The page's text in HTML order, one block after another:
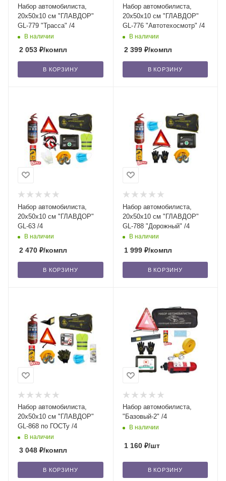
Набор автомобилиста,
20х50х10 см "ГЛАВДОР"
GL-779 "Трасса" /4
В наличии
2 053 ₽/компл
В КОРЗИНУ
Набор автомобилиста,
20х50х10 см "ГЛАВДОР"
GL-776 "Автотехосмотр" /4
В наличии
2 399₽/компл
В КОРЗИНУ
Набор автомобилиста,
20х50х10 см "ГЛАВДОР"
GL-63 /4
В наличии
2 470 ₽/компл
В КОРЗИНУ
Набор автомобилиста,
20х50х10 см "ГЛАВДОР"
GL-788 "Дорожный" /4
В наличии
1 999₽/компл
В КОРЗИНУ
Набор автомобилиста,
20х50х10 см "ГЛАВДОР"
GL-868 по ГОСТу /4
В наличии
3 048 ₽/компл
В КОРЗИНУ
Набор автомобилиста,
"Базовый-2" /4
В наличии
1 160₽/шт
В КОРЗИНУ